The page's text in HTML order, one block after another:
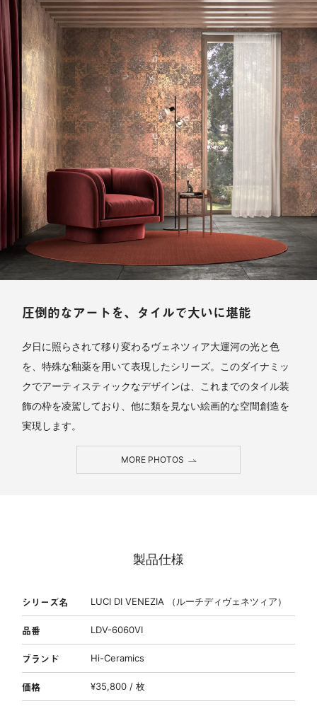
圧倒的なアートを、タイルで大いに堪能
夕日に照らされて移り変わるヴェネツィア大運河の光と色
を、特殊な釉薬を用いて表現したシリーズ。このダイナミッ
クでアーティスティックなデザインは、これまでのタイル装
飾の枠を凌駕しており、他に類を見ない絵画的な空間創造を
実現します。
MORE PHOTOS
製品仕様
シリーズ名 LUCI DI VENEZIA （ルーチディヴェネツィア）
品番 LDV-6060VI
ブランド Hi-Ceramics
価格 ¥35,800 / 枚